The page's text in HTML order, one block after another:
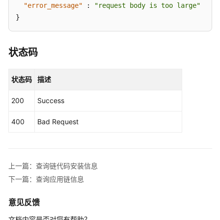
指
查
链
装
信
查
"error_message"
:
"request body is too large"
}
状态码
状态码 描述
200 Success
400 Bad Request
上一篇：查询链代码安装信息
下一篇：查询应用链信息
意见反馈